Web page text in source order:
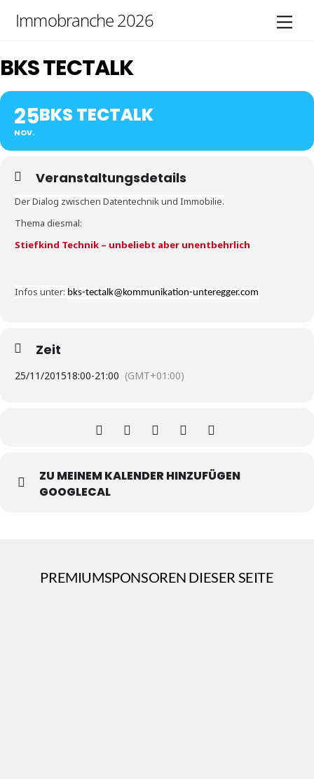
Immobranche 2026
BKS TECTALK
25
NOV.
BKS TECTALK
Veranstaltungsdetails
Der Dialog zwischen Datentechnik und Immobilie.
Thema diesmal:
Stiefkind Technik – unbeliebt aber unentbehrlich
Infos unter: bks-tectalk@kommunikation-unteregger.com
Zeit
25/11/201518:00-21:00 (GMT+01:00)
ZU MEINEM KALENDER HINZUFÜGEN
GOOGLECAL
PREMIUMSPONSOREN DIESER SEITE